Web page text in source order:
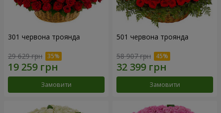
301 червона троянда
29 629 грн
Замовити
501 червона троянда
58 907 грн
Замовити